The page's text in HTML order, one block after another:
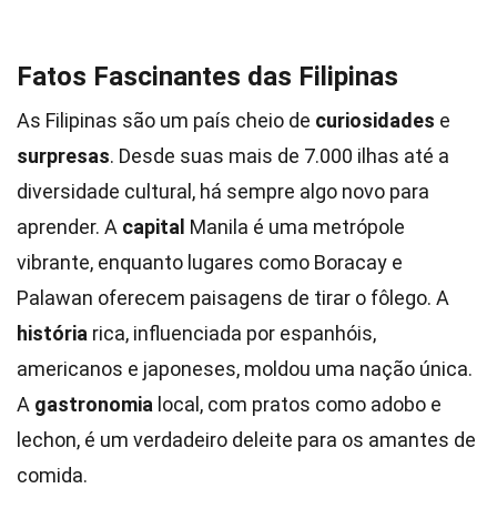
Fatos Fascinantes das Filipinas
As Filipinas são um país cheio de curiosidades e
surpresas. Desde suas mais de 7.000 ilhas até a
diversidade cultural, há sempre algo novo para
aprender. A capital Manila é uma metrópole
vibrante, enquanto lugares como Boracay e
Palawan oferecem paisagens de tirar o fôlego. A
história rica, influenciada por espanhóis,
americanos e japoneses, moldou uma nação única.
A gastronomia local, com pratos como adobo e
lechon, é um verdadeiro deleite para os amantes de
comida.